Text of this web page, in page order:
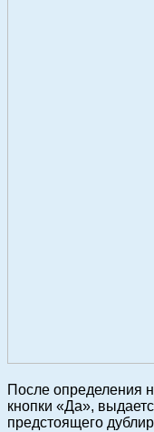
После определения
кнопки «Да»,
предстоящего